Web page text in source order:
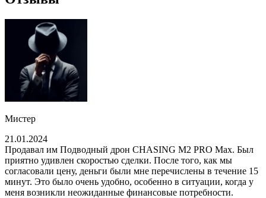
Мистер
21.01.2024
Продавал им Подводный дрон CHASING M2 PRO Max. Был
приятно удивлен скоростью сделки. После того, как мы
согласовали цену, деньги были мне перечислены в течение 15
минут. Это было очень удобно, особенно в ситуации, когда у
меня возникли неожиданные финансовые потребности.